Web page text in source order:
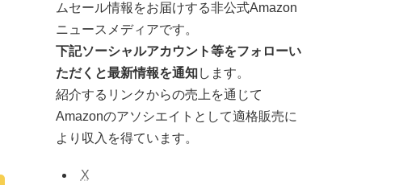
ムセール情報をお届けする非公式Amazon
ニュースメディアです。
下記ソーシャルアカウント等をフォローい
ただくと最新情報を通知します。
紹介するリンクからの売上を通じて
Amazonのアソシエイトとして適格販売に
より収入を得ています。
X